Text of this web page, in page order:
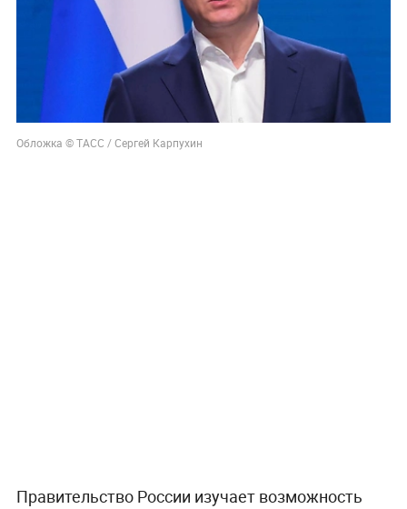
Обложка © ТАСС / Сергей Карпухин
Правительство России изучает возможность